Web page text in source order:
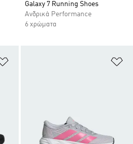
Galaxy 7 Running Shoes
Ανδρικά Performance
6 χρώματα
Προσθήκη στη Λίστα Επιθυμιών